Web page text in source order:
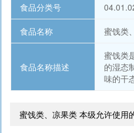
食品分类号
食品名称 蜜饯类
食品名称描述
蜜饯类
的湿态
味的干
蜜饯类、凉果类 本级允许使用